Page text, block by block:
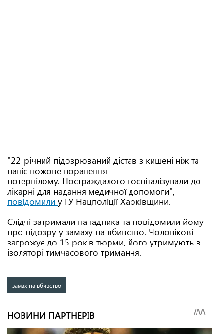
"22-річний підозрюваний дістав з кишені ніж та
наніс ножове поранення
потерпілому. Постраждалого госпіталізували до
лікарні для надання медичної допомоги", —
повідомили у ГУ Нацполіції Харківщини.
Слідчі затримали нападника та повідомили йому
про підозру у замаху на вбивство. Чоловікові
загрожує до 15 років тюрми, його утримують в
ізоляторі тимчасового тримання.
замах на вбивство